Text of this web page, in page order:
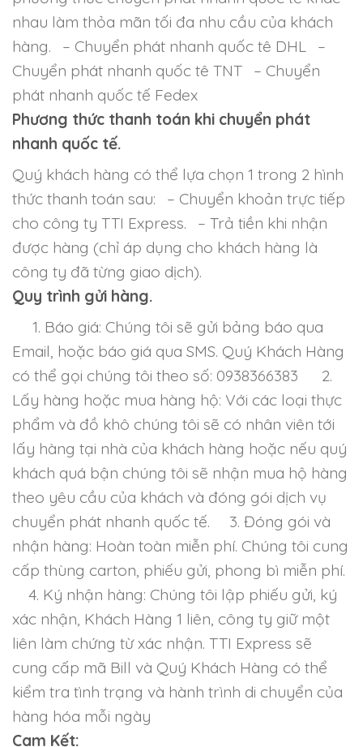
nhau làm thỏa mãn tối đa nhu cầu của khách
hàng.
– Chuyển phát nhanh quốc tê DHL
–
Chuyển phát nhanh quốc tê TNT
– Chuyển
phát nhanh quốc tế Fedex
Phương thức thanh toán khi chuyển phát
nhanh quốc tế.
Quý khách hàng có thể lựa chọn 1 trong 2 hình
thức thanh toán sau:
– Chuyển khoản trực tiếp
cho công ty TTI Express.
– Trả tiền khi nhận
được hàng (chỉ áp dụng cho khách hàng là
công ty đã từng giao dịch).
Quy trình gửi hàng.
1. Báo giá: Chúng tôi sẽ gửi bảng báo qua
Email, hoặc báo giá qua SMS. Quý Khách Hàng
có thể gọi chúng tôi theo số: 0938366383
2.
Lấy hàng hoặc mua hàng hộ: Với các loại thực
phẩm và đồ khô chúng tôi sẽ có nhân viên tới
lấy hàng tại nhà của khách hàng hoặc nếu quý
khách quá bận chúng tôi sẽ nhận mua hộ hàng
theo yêu cầu của khách và đóng gói dịch vụ
chuyển phát nhanh quốc tế.
3. Đóng gói và
nhận hàng: Hoàn toàn miễn phí. Chúng tôi cung
cấp thùng carton, phiếu gửi, phong bì miễn phí.
4. Ký nhận hàng: Chúng tôi lập phiếu gửi, ký
xác nhận, Khách Hàng 1 liên, công ty giữ một
liên làm chứng từ xác nhận. TTI Express sẽ
cung cấp mã Bill và Quý Khách Hàng có thể
kiểm tra tình trạng và hành trình di chuyển của
hàng hóa mỗi ngày
Cam Kết: